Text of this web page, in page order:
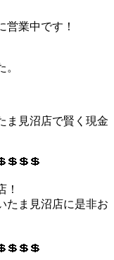
業中です！
ま見沼店で賢く現金
！
たま見沼店に是非お